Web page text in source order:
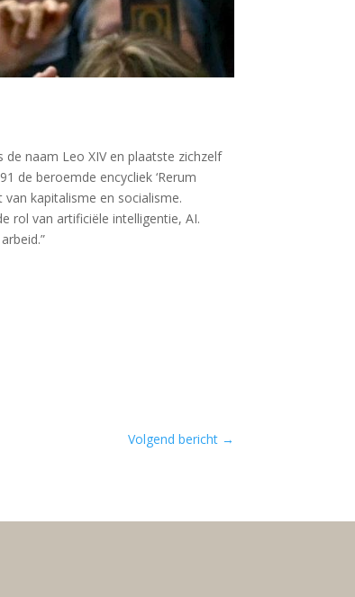
naam Leo XIV en plaatste zichzelf
de beroemde encycliek ‘Rerum
kapitalisme en socialisme.
rol van artificiële intelligentie, AI.
Volgend bericht→